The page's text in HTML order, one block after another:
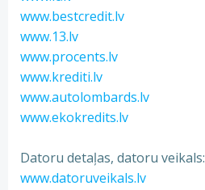
www.bestcredit.lv
www.13.lv
www.procents.lv
www.krediti.lv
www.autolombards.lv
www.ekokredits.lv
Datoru detaļas, datoru veikals:
www.datoruveikals.lv